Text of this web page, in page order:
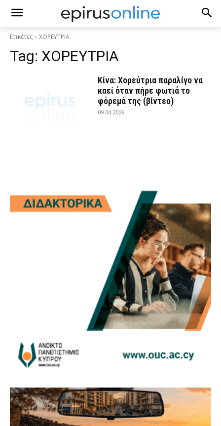
Ετικέτες ΧΟΡΕΥΤΡΙΑ
Tag: ΧΟΡΕΥΤΡΙΑ
Κίνα: Χορεύτρια παραλίγο να
καεί όταν πήρε φωτιά το
φόρεμά της (βίντεο)
09.04.2026